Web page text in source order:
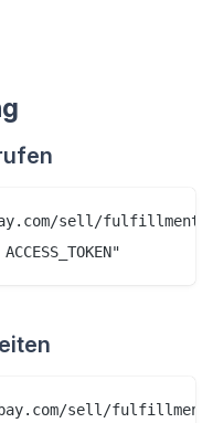
sell/fulfillment/
sell/fulfillment/